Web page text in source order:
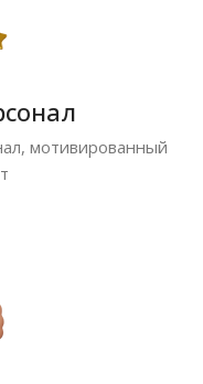
мотивированный